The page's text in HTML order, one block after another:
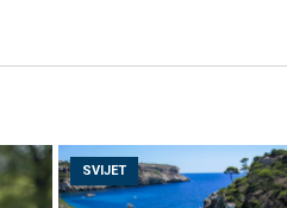
SVIJET